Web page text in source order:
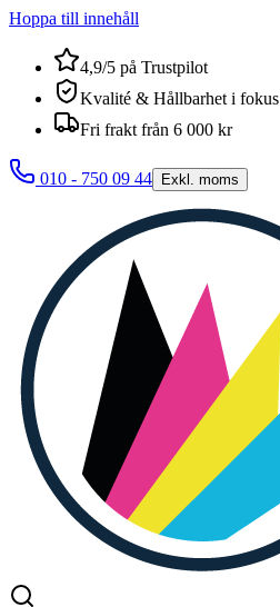
Hoppa till innehåll
4,9/5 på Trustpilot
Kvalité & Hållbarhet i fokus
Fri frakt från 6 000 kr
010 - 750 09 44 Exkl. moms